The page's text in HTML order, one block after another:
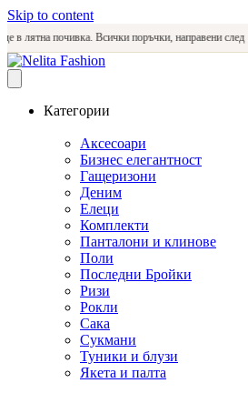
Skip to content
почивка. Всички поръчки, направени след
Категории
Аксесоари
Бизнес елегантност
Гащеризони
Деним
Елеци
Комплекти
Панталони и клинове
Поли
Последни Бройки
Ризи
Рокли
Сака
Сукмани
Туники и блузи
Якета и палта